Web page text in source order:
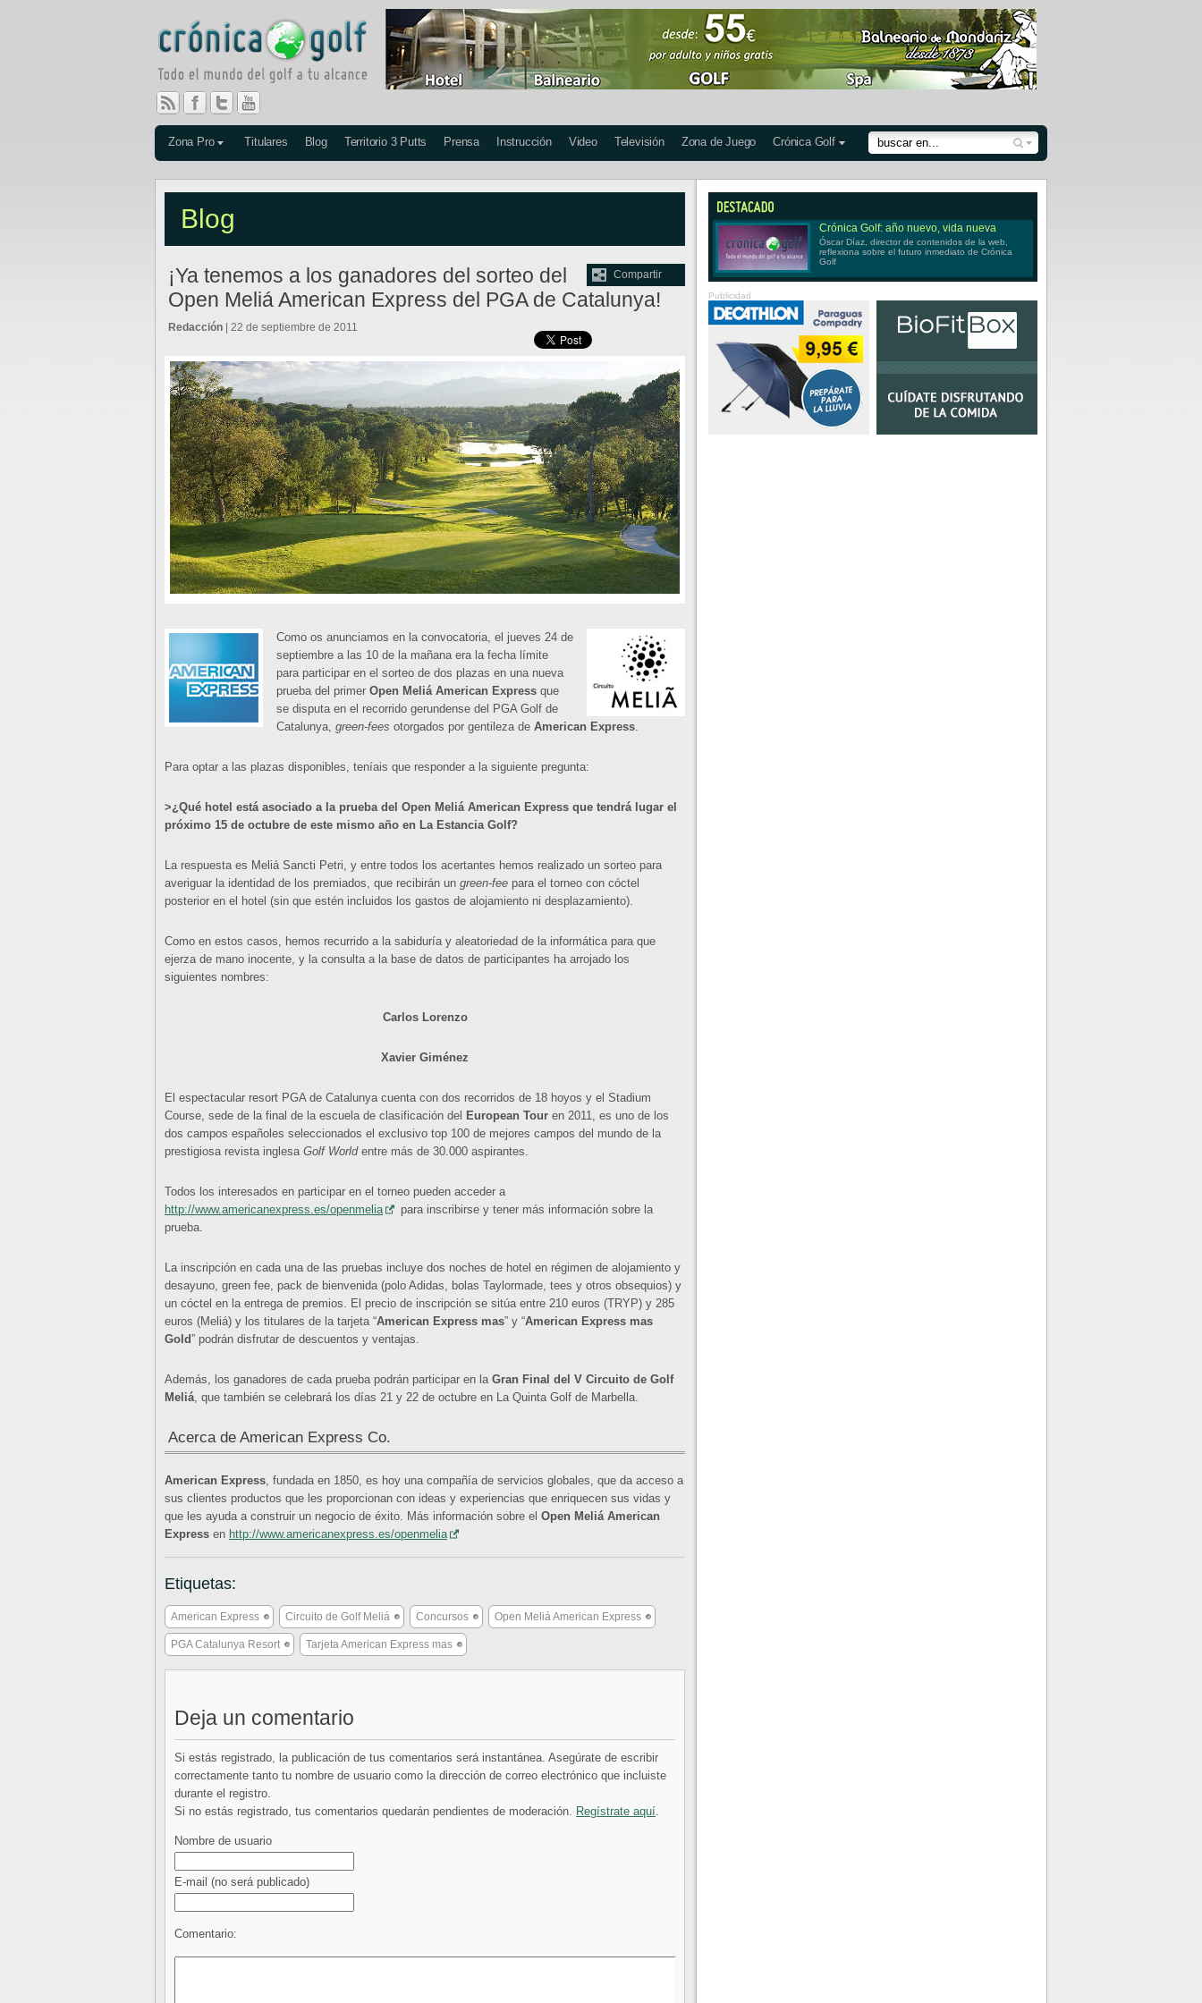
Zona Pro Titulares Blog Territorio 3 Putts Prensa Instrucción Video Televisión Zona de Juego Crónica Golf
Blog
Compartir
¡Ya tenemos a los ganadores del sorteo del
Open Meliá American Express del PGA de Catalunya!
Redacción | 22 de septiembre de 2011
Como os anunciamos en la convocatoria, el jueves 24 de
septiembre a las 10 de la mañana era la fecha límite
para participar en el sorteo de dos plazas en una nueva
prueba del primer Open Meliá American Express que
se disputa en el recorrido gerundense del PGA Golf de
Catalunya, green-fees otorgados por gentileza de American Express.
Para optar a las plazas disponibles, teníais que responder a la siguiente pregunta:
>¿Qué hotel está asociado a la prueba del Open Meliá American Express que tendrá lugar el
próximo 15 de octubre de este mismo año en La Estancia Golf?
La respuesta es Meliá Sancti Petri, y entre todos los acertantes hemos realizado un sorteo para
averiguar la identidad de los premiados, que recibirán un green-fee para el torneo con cóctel
posterior en el hotel (sin que estén incluidos los gastos de alojamiento ni desplazamiento).
Como en estos casos, hemos recurrido a la sabiduría y aleatoriedad de la informática para que
ejerza de mano inocente, y la consulta a la base de datos de participantes ha arrojado los
siguientes nombres:
Carlos Lorenzo
Xavier Giménez
El espectacular resort PGA de Catalunya cuenta con dos recorridos de 18 hoyos y el Stadium
Course, sede de la final de la escuela de clasificación del European Tour en 2011, es uno de los
dos campos españoles seleccionados el exclusivo top 100 de mejores campos del mundo de la
prestigiosa revista inglesa Golf Worldentre más de 30.000 aspirantes.
Todos los interesados en participar en el torneo pueden acceder a
http://www.americanexpress.es/openmelia
para inscribirse y tener más información sobre la
prueba.
La inscripción en cada una de las pruebas incluye dos noches de hotel en régimen de alojamiento y
desayuno, green fee, pack de bienvenida (polo Adidas, bolas Taylormade, tees y otros obsequios) y
un cóctel en la entrega de premios. El precio de inscripción se sitúa entre 210 euros (TRYP) y 285
euros (Meliá) y los titulares de la tarjeta “American Express mas” y “American Express mas
Gold” podrán disfrutar de descuentos y ventajas.
Además, los ganadores de cada prueba podrán participar en la Gran Final del V Circuito de Golf
Meliá, que también se celebrará los días 21 y 22 de octubre en La Quinta Golf de Marbella.
Acerca de American Express Co.
American Express, fundada en 1850, es hoy una compañía de servicios globales, que da acceso a
sus clientes productos que les proporcionan con ideas y experiencias que enriquecen sus vidas y
que les ayuda a construir un negocio de éxito. Más información sobre el Open Meliá American
Express en http://www.americanexpress.es/openmelia
Etiquetas:
American Express Circuito de Golf Meliá Concursos Open Meliá American Express
PGA Catalunya Resort Tarjeta American Express mas
Deja un comentario
Si estás registrado, la publicación de tus comentarios será instantánea. Asegúrate de escribir
correctamente tanto tu nombre de usuario como la dirección de correo electrónico que incluiste
durante el registro.
Si no estás registrado, tus comentarios quedarán pendientes de moderación. Regístrate aquí.
Nombre de usuario
E-mail (no será publicado)
Comentario:
Crónica Golf: año nuevo, vida nueva
Óscar Díaz, director de contenidos de la web,
reflexiona sobre el futuro inmediato de Crónica
Golf
Publicidad